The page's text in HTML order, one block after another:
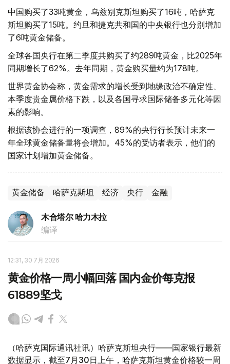
中国购买了33吨黄金，乌兹别克斯坦购买了16吨，哈萨克
斯坦购买了15吨。约旦和捷克共和国的中央银行也分别增加
了6吨黄金储备。
全球各国央行在第二季度共购买了约289吨黄金，比2025年
同期增长了62%。去年同期，黄金购买量约为178吨。
世界黄金协会称，黄金需求的增长受到地缘政治不确定性、
本季度贵金属价格下跌，以及各国寻求国际储备多元化等因
素的影响。
根据该协会进行的一项调查，89%的央行行长预计未来一
年全球黄金储备量将会增加。45%的受访者表示，他们的
国家计划增加黄金储备。
黄金储备 哈萨克斯坦 经济 央行 金融
木合塔尔 哈力木拉
编译
12:31, 30 7月 2026
黄金价格一周小幅回落 国内金价每克报
61889坚戈
（哈萨克国际通讯社讯）哈萨克斯坦央行——国家银行最新
数据显示，截至7月30日上午，哈萨克斯坦黄金价格较一周